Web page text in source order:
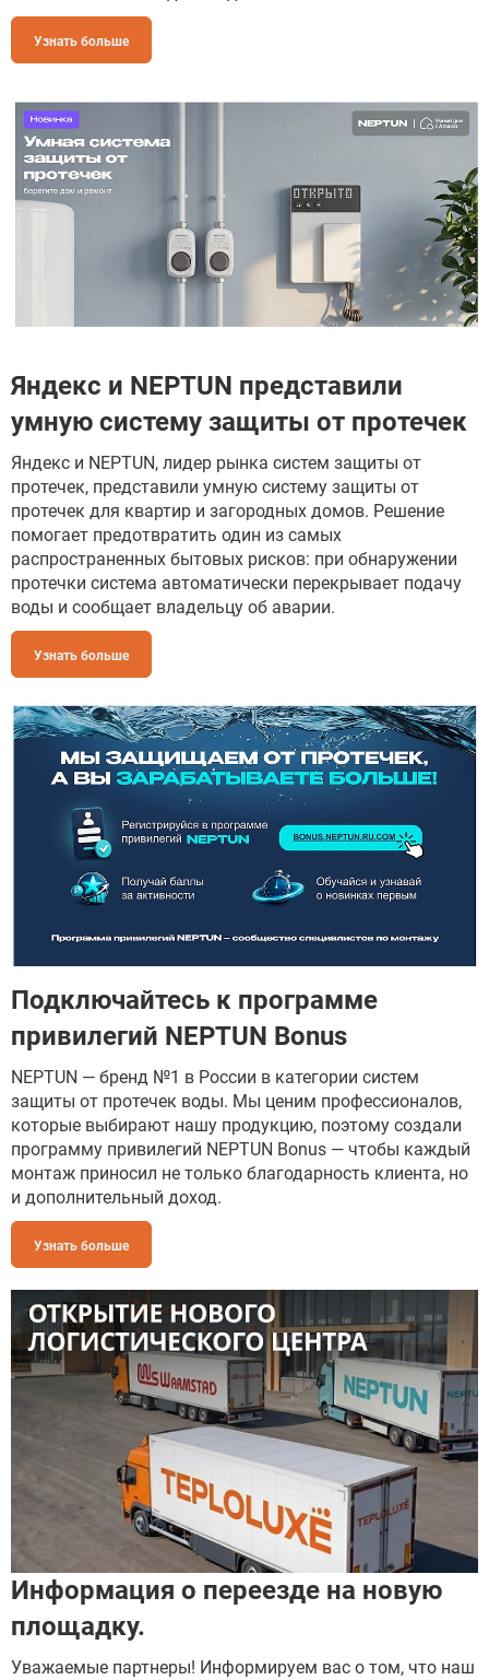
Узнать больше
Яндекс и NEPTUN представили
умную систему защиты от протечек
Яндекс и NEPTUN, лидер рынка систем защиты от
протечек, представили умную систему защиты от
протечек для квартир и загородных домов. Решение
помогает предотвратить один из самых
распространенных бытовых рисков: при обнаружении
протечки система автоматически перекрывает подачу
воды и сообщает владельцу об аварии.
Узнать больше
Подключайтесь к программе
привилегий NEPTUN Bonus
NEPTUN — бренд №1 в России в категории систем
защиты от протечек воды. Мы ценим профессионалов,
которые выбирают нашу продукцию, поэтому создали
программу привилегий NEPTUN Bonus — чтобы каждый
монтаж приносил не только благодарность клиента, но
и дополнительный доход.
Узнать больше
Информация о переезде на новую
площадку.
Уважаемые партнеры! Информируем вас о том, что наш